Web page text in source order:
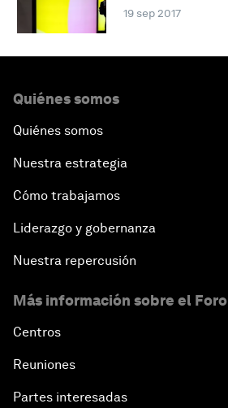
19 sep 2017
Quiénes somos
Quiénes somos
Nuestra estrategia
Cómo trabajamos
Liderazgo y gobernanza
Nuestra repercusión
Más información sobre el Foro
Centros
Reuniones
Partes interesadas